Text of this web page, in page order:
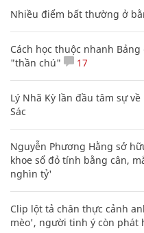
Nhiều điểm bất thường ở
Cách học thuộc nhanh
"thần chú"
17
Lý Nhã Kỳ lần đầu tâm sự
Sác
Nguyễn Phương Hằng sở
khoe sổ đỏ tính bằng cân,
nghìn tỷ'
Clip lột tả chân thực cảnh
mèo', người tinh ý còn phát